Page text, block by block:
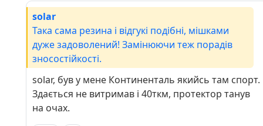
solar
Така сама резина і відгукі подібні, мішками
дуже задоволений! Замінюючи теж порадів
зносостійкості.
solar, був у мене Континенталь якийсь там спорт.
Здається не витримав і 40ткм, протектор танув
на очах.